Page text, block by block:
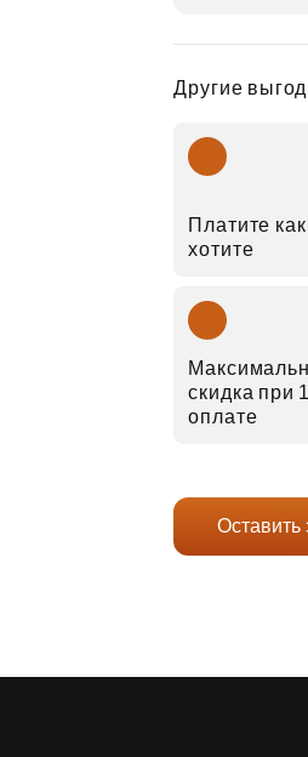
Другие
Платите как
хотите
скидка при
оплате
Оставить